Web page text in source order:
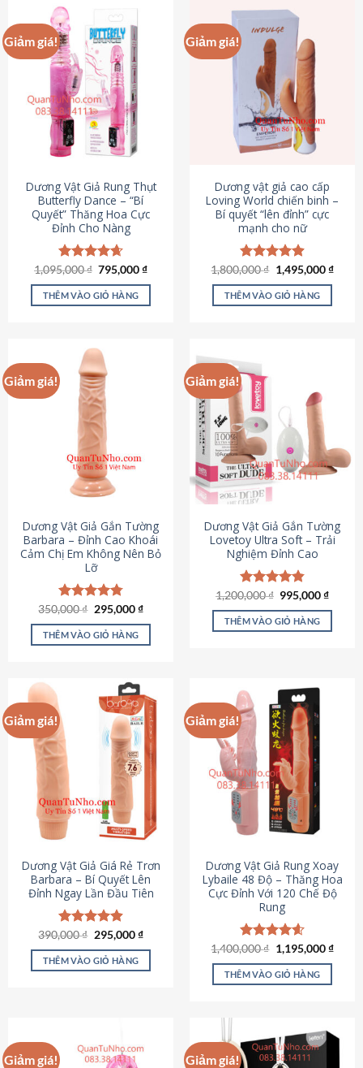
Giảm giá!
Dương Vật Giả Rung Thụt
Butterfly Dance – “Bí
Quyết” Thăng Hoa Cực
Đỉnh Cho Nàng
Được xếp
hạng4.65
5 sao
1,095,000₫ Giá
là:
1,095,000 ₫.
795,000₫Giá
tại
THÊM VÀO GIỎ HÀNG
Giảm giá!
Dương vật giả cao cấp
Loving World chiến binh –
Bí quyết “lên đỉnh” cực
mạnh cho nữ
Được xếp
hạng4.89
5 sao
1,800,000₫ Giá
gốc
là:
1,800,000 ₫.
1,495,000₫Giá
THÊM VÀO GIỎ HÀNG
Giảm giá!
Dương Vật Giả Gắn Tường
Barbara – Đỉnh Cao Khoái
Cảm Chị Em Không Nên Bỏ
Lỡ
Được xếp
hạng4.79
5 sao
350,000₫ Giá
là:
350,000 ₫.
295,000₫Giá
tại
THÊM VÀO GIỎ HÀNG
Giảm giá!
Dương Vật Giả Gắn Tường
Lovetoy Ultra Soft – Trải
Nghiệm Đỉnh Cao
Được xếp
hạng4.82
5 sao
1,200,000₫ Giá
là:
1,200,000 ₫.
995,000₫Giá
tại
THÊM VÀO GIỎ HÀNG
Giảm giá!
Dương Vật Giả Giá Rẻ Trơn
Barbara – Bí Quyết Lên
Đỉnh Ngay Lần Đầu Tiên
Được xếp
hạng4.90
5 sao
390,000₫ Giá
là:
390,000 ₫.
295,000₫Giá
tại
THÊM VÀO GIỎ HÀNG
Giảm giá!
Dương Vật Giả Rung Xoay
Lybaile 48 Độ – Thăng Hoa
Cực Đỉnh Với 120 Chế Độ
Rung
Được xếp
hạng4.62
5 sao
1,400,000₫ Giá
gốc
là:
1,400,000 ₫.
1,195,000₫Giá
THÊM VÀO GIỎ HÀNG
Giảm giá! Giảm giá!